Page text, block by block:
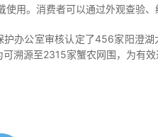
用。消费者可以通过外观查验、
公室审核认定了456家阳澄湖
溯源至2315家蟹农网围，为有